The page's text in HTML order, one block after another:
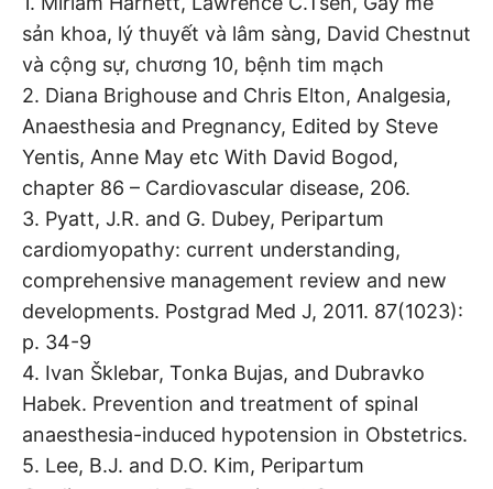
sản khoa, lý thuyết và lâm sàng, David Chestnut
và cộng sự, chương 10, bệnh tim mạch
2. Diana Brighouse and Chris Elton, Analgesia,
Anaesthesia and Pregnancy, Edited by Steve
Yentis, Anne May etc With David Bogod,
chapter 86 – Cardiovascular disease, 206.
3. Pyatt, J.R. and G. Dubey, Peripartum
cardiomyopathy: current understanding,
comprehensive management review and new
developments. Postgrad Med J, 2011. 87(1023):
p. 34-9
4. Ivan Šklebar, Tonka Bujas, and Dubravko
Habek. Prevention and treatment of spinal
anaesthesia-induced hypotension in Obstetrics.
5. Lee, B.J. and D.O. Kim, Peripartum